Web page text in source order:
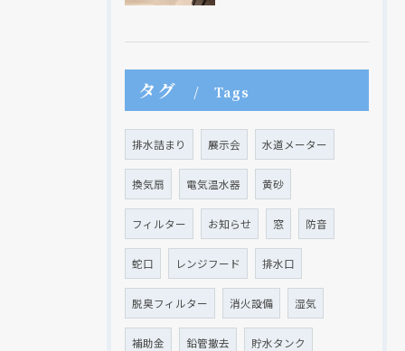
タグ Tags
排水詰まり 展示会 水道メーター
換気扇 電気温水器 黄砂
フィルター お知らせ 窓 防音
蛇口 レンジフード 排水口
脱臭フィルター 消火設備 湿気
補助金 鉛管撤去 貯水タンク